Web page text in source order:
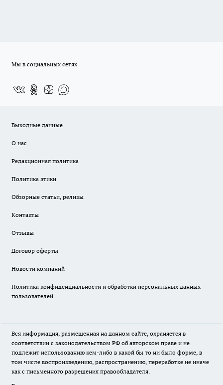
Мы в социальных сетях
Выходные данные
О нас
Редакционная политика
Политика этики
Обзорные статьи, релизы
Контакты
Отзывы
Договор оферты
Новости компаний
Политика конфиденциальности и обработки персональных данных
пользователей
Вся информация, размещенная на данном сайте, охраняется в
соответствии с законодательством РФ об авторском праве и не
подлежит использованию кем-либо в какой бы то ни было форме, в
том числе воспроизведению, распространению, переработке не иначе
как с письменного разрешения правообладателя.